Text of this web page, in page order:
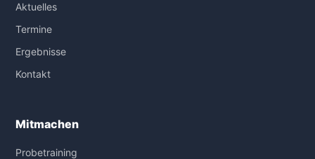
Aktuelles
Termine
Ergebnisse
Kontakt
Mitmachen
Probetraining